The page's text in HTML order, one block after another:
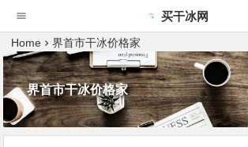
买干冰网
Home 界首市干冰价格家
界首市干冰价格家